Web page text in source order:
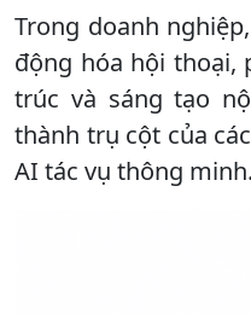
Trong doanh
động hóa hội thoại,
trúc và sáng tạo
thành trụ cột của
AI tác vụ thông minh.